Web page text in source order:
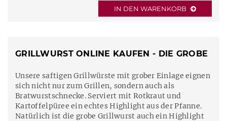
IN DEN WARENKORB
GRILLWURST ONLINE KAUFEN - DIE GROBE
Unsere saftigen Grillwürste mit grober Einlage eignen
sich nicht nur zum Grillen, sondern auch als
Bratwurstschnecke. Serviert mit Rotkraut und
Kartoffelpüree ein echtes Highlight aus der Pfanne.
Natürlich ist die grobe Grillwurst auch ein Highlight